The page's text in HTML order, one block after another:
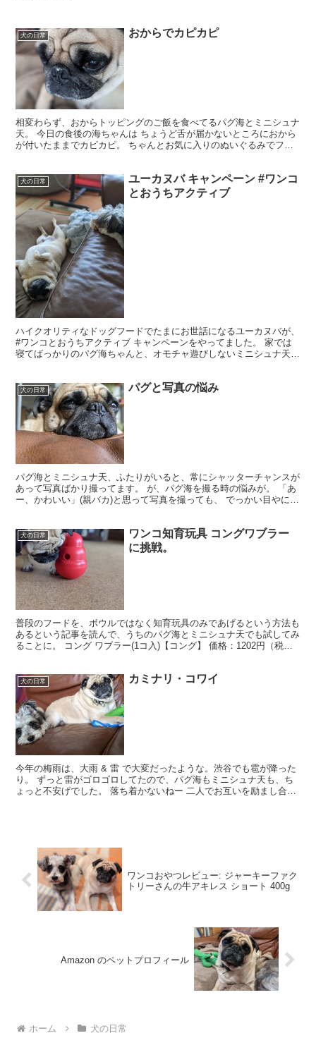
犬の日常 おからでカピカピ
相変わらず、おからトッピングのご飯を食べてるパグ海とミニシュナ
天。 今日の食後の海ちゃんは ちょうど舌が届かないところにおから
が付いたままでカピカピ。 ちゃんとお気に入りのぬいぐるみでフキ
犬の日常
ユーカヌバ キャンペーン #ワンコ
とおうちアクティブ
ハイクオリティなドッグフードでたまにお世話になるユーカヌバが、
#ワンコとおうちアクティブ キャンペーンをやってました。 家では
寝てばっかりのパグ海ちゃんと、オモチャ遊びしないミニシュナ天ち
犬の日常 パグと写真の悩み
パグ海とミニシュナ天、ふたりがいると、常にシャッターチャンスが
あって写真ばかり撮ってます。 が、パグ海を撮る時の悩みが。 「あ
ー、かわいい」(親バカ)と思って写真を撮っても、 でっかい目やにが
犬の日常
ワンコ知育玩具 コングワブラー
に挑戦。
普段のフードを、ボウルではなく知育玩具のみであげるという方法も
あるという記事を読んで、うちのパグ海とミニシュナ天でも試してみ
ることに。 コング ワブラー(1コ入)【コング】 価格：1202円（税
犬の日常 カミナリ・コワイ
今年の梅雨は、大雨 & 雷 で大変だったような。渋谷でも雹が降った
り。 ずっと雷がゴロゴロしてたので、パグ海もミニシュナ天も、ち
ょっと不安げでした。 落ち着かないねー 二人でお互いを励まし合う
ワンコおやつレビュー: ジャーキーファク
トリーさんの牛アキレス ショート 400g
Amazon のペットプロフィール
ホーム 犬の日常